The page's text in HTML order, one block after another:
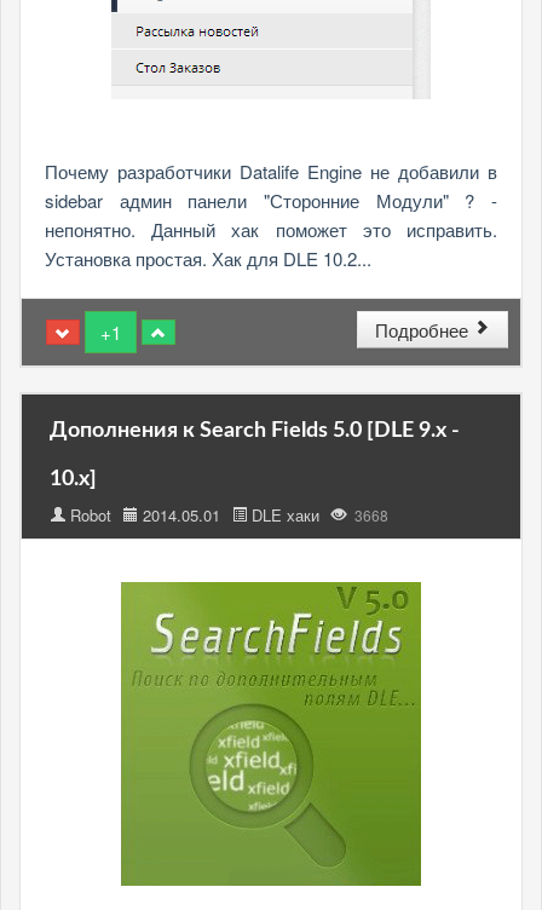
Почему разработчики Datalife Engine не добавили в
sidebar админ панели "Сторонние Модули" ? -
непонятно. Данный хак поможет это исправить.
Установка простая. Хак для DLE 10.2...
+1 Подробнее
Дополнения к Search Fields 5.0 [DLE 9.x -
10.x]
Robot 2014.05.01 DLE хаки 3668